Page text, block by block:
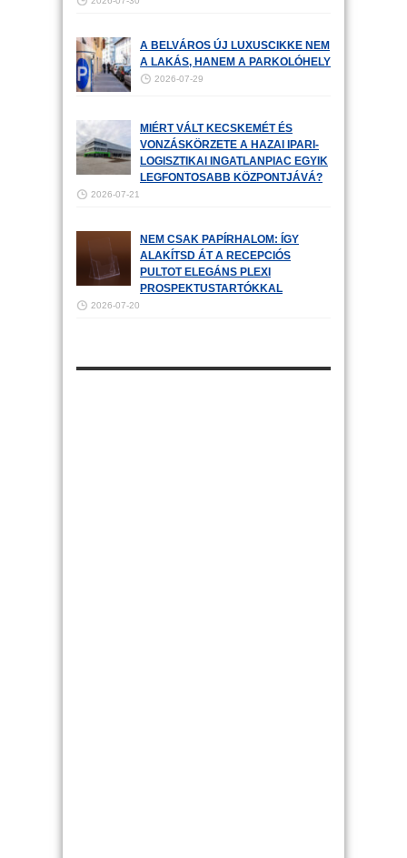
A BELVÁROS ÚJ LUXUSCIKKE NEM
A LAKÁS, HANEM A PARKOLÓHELY
2026-07-29
MIÉRT VÁLT KECSKEMÉT ÉS
VONZÁSKÖRZETE A HAZAI IPARI-
LOGISZTIKAI INGATLANPIAC EGYIK
LEGFONTOSABB KÖZPONTJÁVÁ?
2026-07-21
NEM CSAK PAPÍRHALOM: ÍGY
ALAKÍTSD ÁT A RECEPCIÓS
PULTOT ELEGÁNS PLEXI
PROSPEKTUSTARTÓKKAL
2026-07-20